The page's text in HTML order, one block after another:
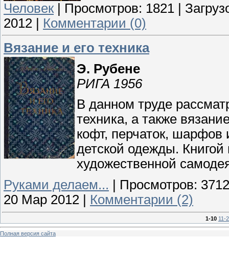
Человек
Просмотров: 1821
2012
Комментарии (0)
Вязание и его техника
Э. Рубене
РИГА 1956
В данном труде
техника, а также
кофт, перчаток,
детской одежды.
художественной
Руками делаем...
Просмотров: 3712
20 Мар 2012
Комментарии (2)
1-10 11-
Полная версия сайта